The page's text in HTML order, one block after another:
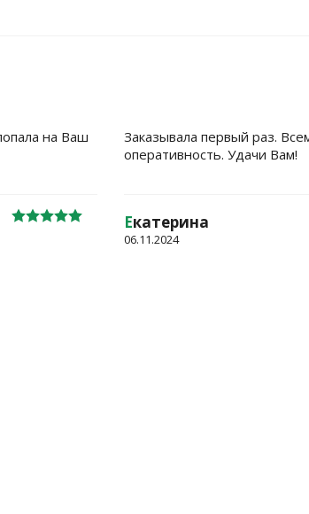
на Ваш
Заказывала первый раз.
оперативность. Удачи Вам!
Екатерина
06.11.2024